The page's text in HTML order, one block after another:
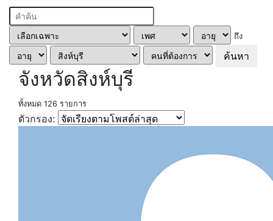
ถึง
ค้นหา
จังหวัดสิงห์บุรี
ทั้งหมด 126 รายการ
ตัวกรอง: